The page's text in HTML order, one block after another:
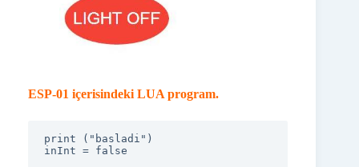
ESP-01 içerisindeki LUA program.
print ("basladi")
inInt = false